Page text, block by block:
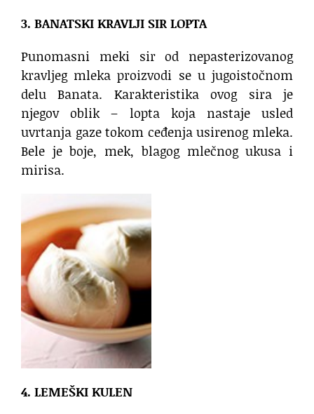
3. BANATSKI KRAVLJI SIR LOPTA
Punomasni meki sir od nepasterizovanog
kravljeg mleka proizvodi se u jugoistočnom
delu Banata. Karakteristika ovog sira je
njegov oblik – lopta koja nastaje usled
uvrtanja gaze tokom ceđenja usirenog mleka.
Bele je boje, mek, blagog mlečnog ukusa i
mirisa.
4. LEMEŠKI KULEN